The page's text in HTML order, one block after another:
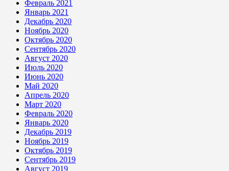
Февраль 2021
Январь 2021
Декабрь 2020
Ноябрь 2020
Октябрь 2020
Сентябрь 2020
Август 2020
Июль 2020
Июнь 2020
Май 2020
Апрель 2020
Март 2020
Февраль 2020
Январь 2020
Декабрь 2019
Ноябрь 2019
Октябрь 2019
Сентябрь 2019
Август 2019